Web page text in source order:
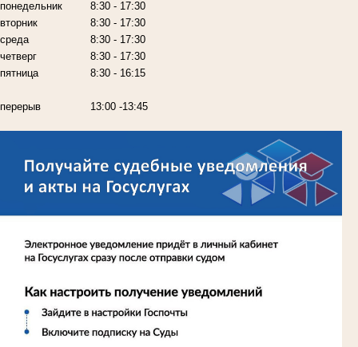
понедельник
вторник
среда
четверг
пятница
перерыв
8:30 - 17:30
8:30 - 17:30
8:30 - 17:30
8:30 - 17:30
8:30 - 16:15
13:00 -13:45